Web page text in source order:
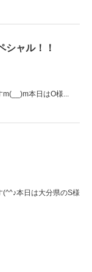
シャル！！
m(__)m本日はO様...
本日は大分県のS様